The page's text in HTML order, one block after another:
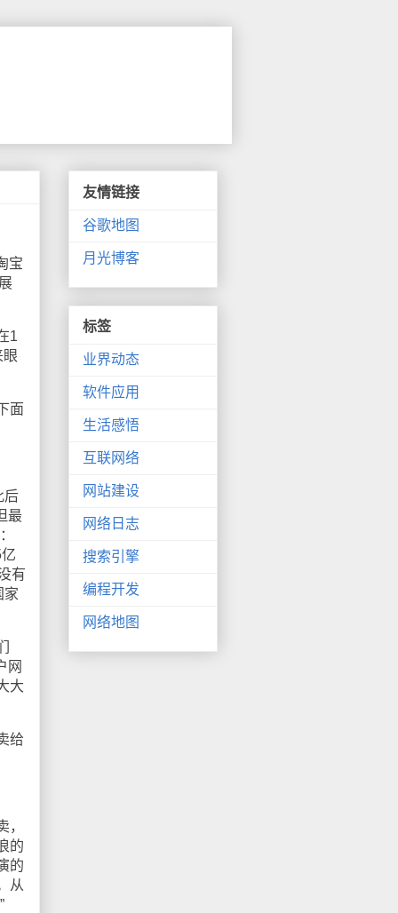
宝
1
眼
面
后
最
有
家
网
大
给
的
的
从
友情链接
谷歌地图
月光博客
标签
业界动态
软件应用
生活感悟
互联网络
网站建设
网络日志
搜索引擎
编程开发
网络地图